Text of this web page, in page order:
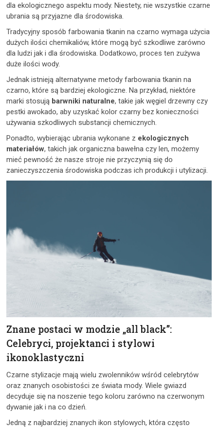
dla ekologicznego aspektu mody. Niestety, nie wszystkie czarne
ubrania są przyjazne dla środowiska.
Tradycyjny sposób farbowania tkanin na czarno wymaga użycia
dużych ilości chemikaliów, które mogą być szkodliwe zarówno
dla ludzi jak i dla środowiska. Dodatkowo, proces ten zużywa
duże ilości wody.
Jednak istnieją alternatywne metody farbowania tkanin na
czarno, które są bardziej ekologiczne. Na przykład, niektóre
marki stosują barwniki naturalne, takie jak węgiel drzewny czy
pestki awokado, aby uzyskać kolor czarny bez konieczności
używania szkodliwych substancji chemicznych.
Ponadto, wybierając ubrania wykonane z ekologicznych
materiałów, takich jak organiczna bawełna czy len, możemy
mieć pewność że nasze stroje nie przyczynią się do
zanieczyszczenia środowiska podczas ich produkcji i utylizacji.
Znane postaci w modzie „all black”:
Celebryci, projektanci i stylowi
ikonoklastyczni
Czarne stylizacje mają wielu zwolenników wśród celebrytów
oraz znanych osobistości ze świata mody. Wiele gwiazd
decyduje się na noszenie tego koloru zarówno na czerwonym
dywanie jak i na co dzień.
Jedną z najbardziej znanych ikon stylowych, która często